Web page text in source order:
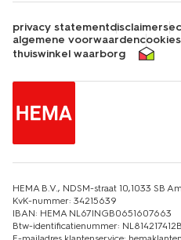
privacy statementdisclaimer
algemene voorwaardencookies
thuiswinkel waarborg
HEMA B.V., NDSM-straat 10,1033 SB
KvK-nummer: 34215639
IBAN: HEMA NL67INGB0651607663
Btw-identificatienummer: